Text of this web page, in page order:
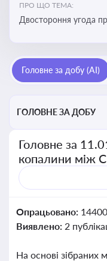
ПРО ЩО ТЕМА:
Двостороння угода
перспективи України
Головне за добу (AI)
ГОЛОВНЕ ЗА ДОБУ
Головне за
копалини між
Опрацьовано:
Виявлено: 2
На основі зібраних